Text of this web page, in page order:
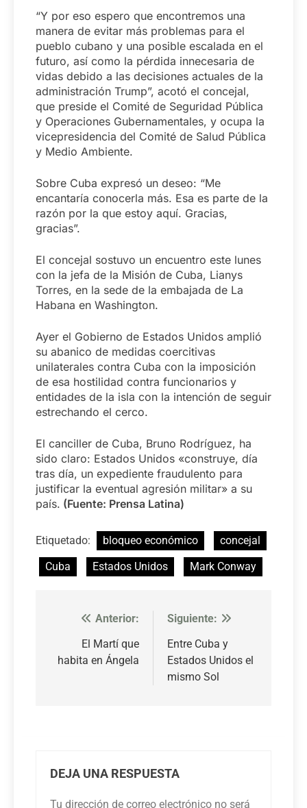
“Y por eso espero que encontremos una
manera de evitar más problemas para el
pueblo cubano y una posible escalada en el
futuro, así como la pérdida innecesaria de
vidas debido a las decisiones actuales de la
administración Trump”, acotó el concejal,
que preside el Comité de Seguridad Pública
y Operaciones Gubernamentales, y ocupa la
vicepresidencia del Comité de Salud Pública
y Medio Ambiente.
Sobre Cuba expresó un deseo: “Me
encantaría conocerla más. Esa es parte de la
razón por la que estoy aquí. Gracias,
gracias”.
El concejal sostuvo un encuentro este lunes
con la jefa de la Misión de Cuba, Lianys
Torres, en la sede de la embajada de La
Habana en Washington.
Ayer el Gobierno de Estados Unidos amplió
su abanico de medidas coercitivas
unilaterales contra Cuba con la imposición
de esa hostilidad contra funcionarios y
entidades de la isla con la intención de seguir
estrechando el cerco.
El canciller de Cuba, Bruno Rodríguez, ha
sido claro: Estados Unidos «construye, día
tras día, un expediente fraudulento para
justificar la eventual agresión militar» a su
país. (Fuente: Prensa Latina)
Etiquetado: bloqueo económico
concejal
Cuba
Estados Unidos Mark Conway
Navegación
Anterior:
El Martí que
habita en Ángela
Siguiente:
Entre Cuba y
Estados Unidos el
mismo Sol
DEJA UNA RESPUESTA
Tu dirección de correo electrónico no será